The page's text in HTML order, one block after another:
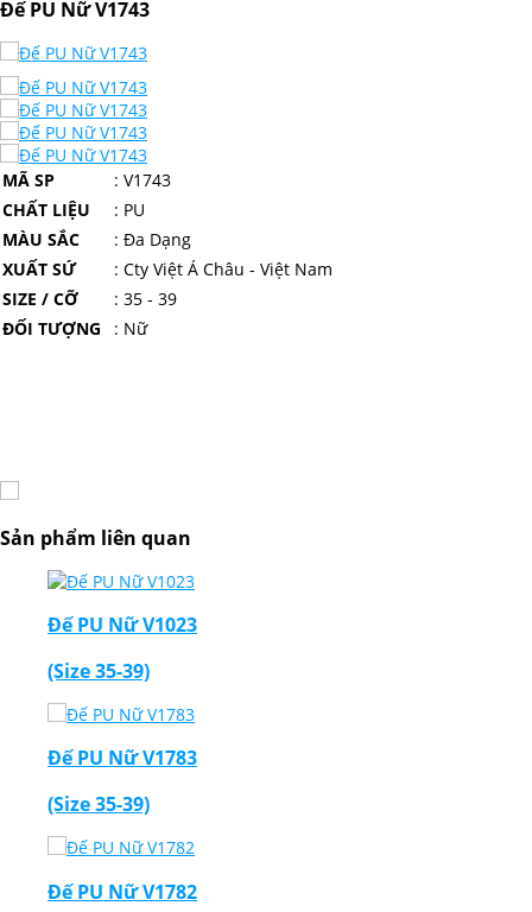
Đế PU Nữ V1743
MÃ SP : V1743
CHẤT LIỆU
: PU
MÀU SẮC
: Đa Dạng
XUẤT SỨ
: Cty Việt Á Châu - Việt Nam
SIZE / CỠ
: 35 - 39
ĐỐI TƯỢNG
: Nữ
Sản phẩm liên quan
Đế PU Nữ V1023
(Size 35-39)
Đế PU Nữ V1783
(Size 35-39)
Đế PU Nữ V1782